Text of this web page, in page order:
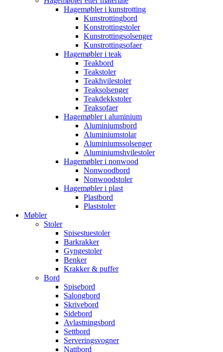
Hagemøbler i kunstrotting
Kunstrottingbord
Konstrottingstoler
Kunstrottingsolsenger
Kunstrottingsofaer
Hagemøbler i teak
Teakbord
Teakstoler
Teakhvilestoler
Teaksolsenger
Teakdekkstoler
Teaksofaer
Hagemøbler i aluminium
Aluminiumsbord
Aluminiumstolar
Aluminiumssolsenger
Aluminiumshvilestoler
Hagemøbler i nonwood
Nonwoodbord
Nonwoodstoler
Hagemøbler i plast
Plastbord
Plaststoler
Møbler
Stoler
Spisestuestoler
Barkrakker
Gyngestoler
Benker
Krakker & puffer
Bord
Spisebord
Salongbord
Skrivebord
Sidebord
Avlastningsbord
Settbord
Serveringsvogner
Nattbord